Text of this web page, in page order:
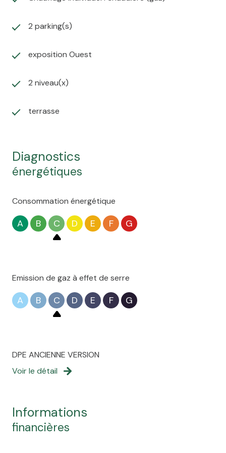
2 parking(s)
exposition Ouest
2 niveau(x)
terrasse
diagnostics
énergétiques
Consommation énergétique
A B C D E F G
Emission de gaz à effet de serre
A B C D E F G
DPE ANCIENNE VERSION
Voir le détail
informations
financières